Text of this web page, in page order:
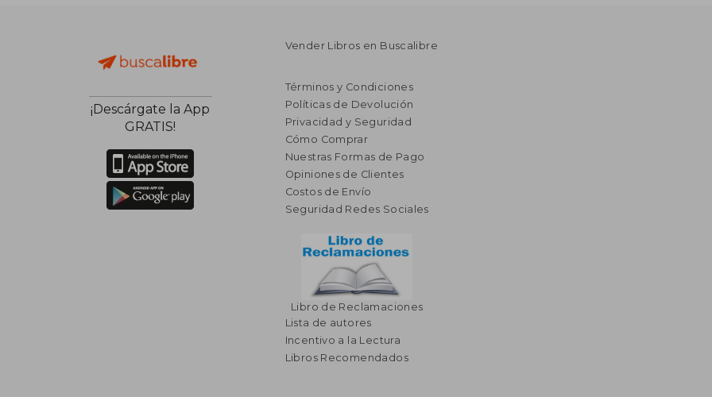
¡Descárgate la App
GRATIS!
Vender Libros en Buscalibre
Términos y Condiciones
Políticas de Devolución
Privacidad y Seguridad
Cómo Comprar
Nuestras Formas de Pago
Opiniones de Clientes
Costos de Envío
Seguridad Redes Sociales
Libro de Reclamaciones
Lista de autores
Incentivo a la Lectura
Libros Recomendados